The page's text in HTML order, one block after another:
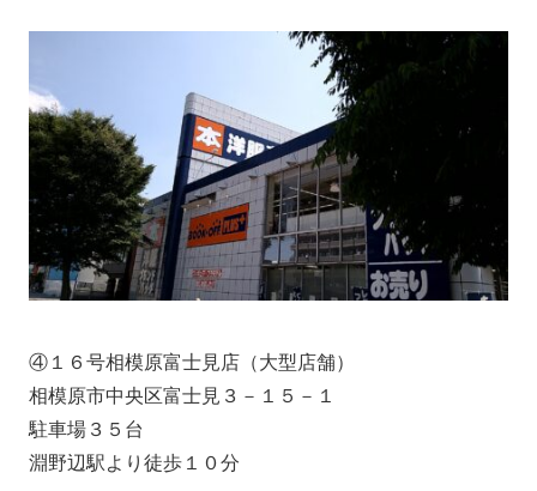
④１６号相模原富士見店（大型店舗）
相模原市中央区富士見３－１５－１
駐車場３５台
淵野辺駅より徒歩１０分